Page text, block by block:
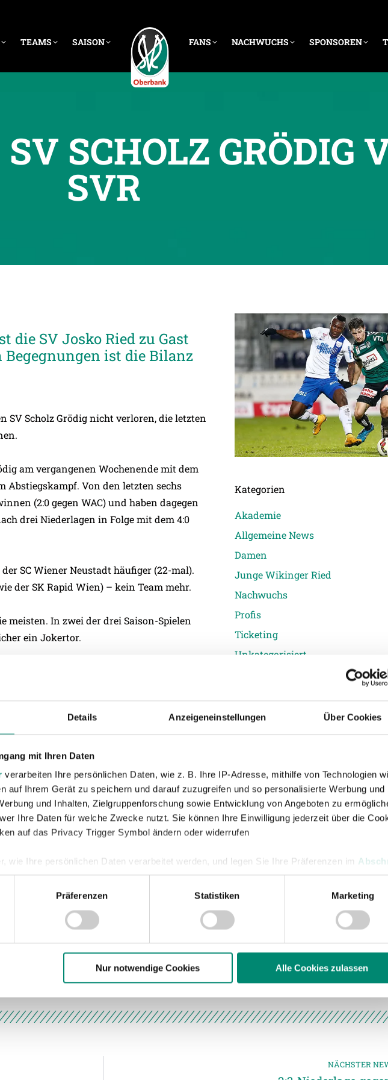
Details Anzeigeneinstellungen Über Cookies
mit Ihren Daten
verarbeiten Ihre persönlichen Daten, wie z. B. Ihre IP-Adresse, mithilfe von Technologien
auf Ihrem Gerät zu speichern und darauf zuzugreifen und so personalisierte Werbung und
und Inhalten, Zielgruppenforschung sowie Entwicklung von Angeboten zu
Ihre Daten für welche Zwecke nutzt. Sie können Ihre Einwilligung jederzeit über die
auf das Privacy Trigger Symbol ändern oder widerrufen
wie Ihre persönlichen Daten verarbeitet werden, und legen Sie Ihre Präferenzen im
Website zu analysieren. Außerdem geben wir Informationen zu Ihrer Verwendung unserer
Präferenzen Statistiken Marketing
Nur notwendige Cookies Alle Cookies zulassen
TEAMS SAISON FANS NACHWUCHS SPONSOREN
SCHOLZ GRÖDIG
SVR
die SV Josko Ried zu Gast
Begegnungen ist die Bilanz
SV Scholz Grödig nicht verloren, die letzten
am vergangenen Wochenende mit dem
Abstiegskampf. Von den letzten sechs
(2:0 gegen WAC) und haben dagegen
drei Niederlagen in Folge mit dem 4:0
SC Wiener Neustadt häufiger (22-mal).
der SK Rapid Wien) – kein Team mehr.
meisten. In zwei der drei Saison-Spielen
ein Jokertor.
– nur die Spieler des SC Wiener Neustadt
– am seltensten.
Bundesliga.
Grödig
Kategorien
Akademie
Allgemeine News
Damen
Junge Wikinger Ried
Nachwuchs
Profis
Ticketing
Unkategorisiert
NÄCHSTER